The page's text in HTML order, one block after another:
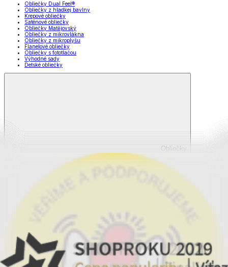
Obliečky Dual Feel®
Obliečky z hladkej bavlny
Krepové obliečky
Saténové obliečky
Obliečky Matějovský
Obliečky z mikrovlákna
Obliečky z mikroplyšu
Flanelové obliečky
Obliečky s fototlačou
Výhodné sady
Detské obliečky
Obliečky
Zobraziť všetko
Všetko z Obliečky